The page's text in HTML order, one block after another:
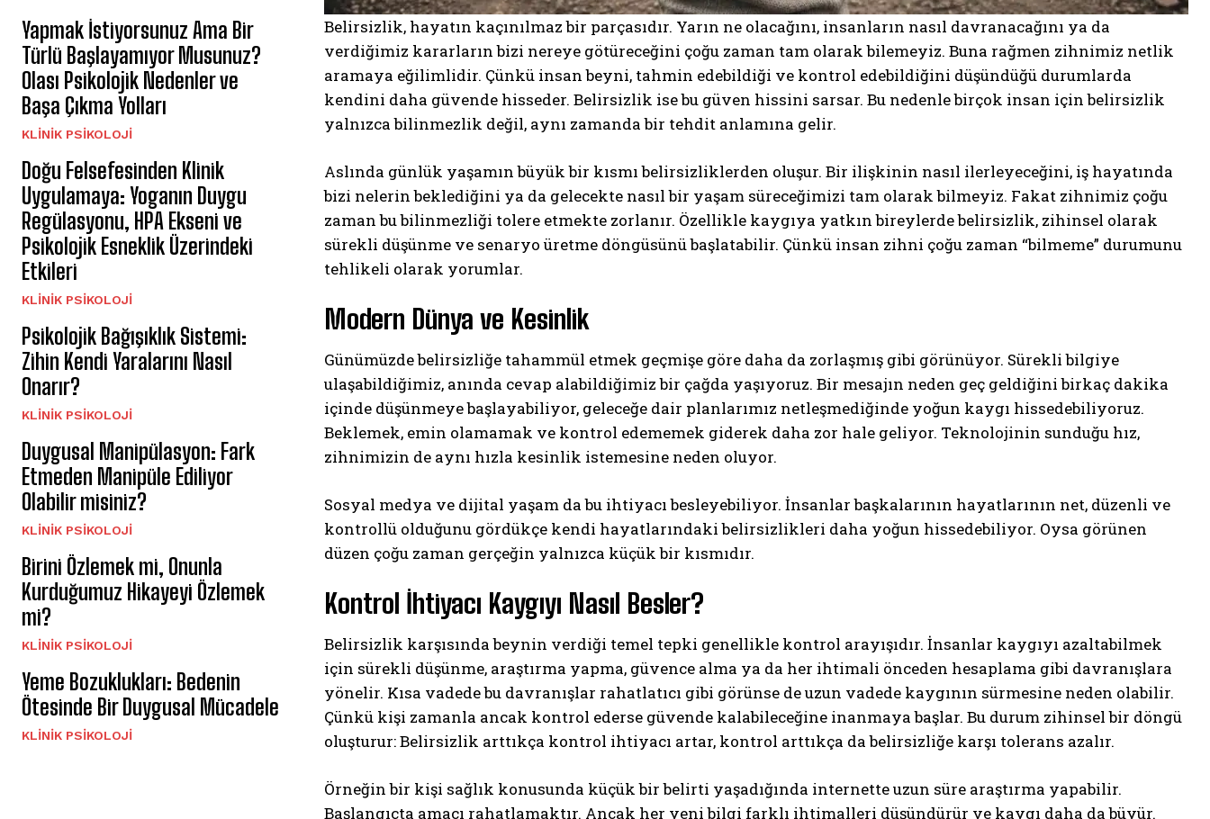
Gizlilik politikasınıokudum, onaylıyorum.
Yapmak İstiyorsunuz Ama Bir
Türlü Başlayamıyor Musunuz?
Olası Psikolojik Nedenler ve
Başa Çıkma Yolları
KLINIK PSIKOLOJI
Doğu Felsefesinden Klinik
Uygulamaya: Yoganın Duygu
Regülasyonu, HPA Ekseni ve
Psikolojik Esneklik Üzerindeki
Etkileri
KLINIK PSIKOLOJI
Psikolojik Bağışıklık Sistemi:
Zihin Kendi Yaralarını Nasıl
Onarır?
KLINIK PSIKOLOJI
Duygusal Manipülasyon: Fark
Etmeden Manipüle Ediliyor
Olabilir misiniz?
KLINIK PSIKOLOJI
Birini Özlemek mi, Onunla
Kurduğumuz Hikayeyi Özlemek
mi?
KLINIK PSIKOLOJI
Yeme Bozuklukları: Bedenin
Ötesinde Bir Duygusal Mücadele
KLINIK PSIKOLOJI
Belirsizlik, hayatın kaçınılmaz bir parçasıdır. Yarın ne olacağını, insanların nasıl davranacağını ya da
verdiğimiz kararların bizi nereye götüreceğini çoğu zaman tam olarak bilemeyiz. Buna rağmen zihnimiz netlik
aramaya eğilimlidir. Çünkü insan beyni, tahmin edebildiği ve kontrol edebildiğini düşündüğü durumlarda
kendini daha güvende hisseder. Belirsizlik ise bu güven hissini sarsar. Bu nedenle birçok insan için belirsizlik
yalnızca bilinmezlik değil, aynı zamanda bir tehdit anlamına gelir.
Aslında günlük yaşamın büyük bir kısmı belirsizliklerden oluşur. Bir ilişkinin nasıl ilerleyeceğini, iş hayatında
bizi nelerin beklediğini ya da gelecekte nasıl bir yaşam süreceğimizi tam olarak bilmeyiz. Fakat zihnimiz çoğu
zaman bu bilinmezliği tolere etmekte zorlanır. Özellikle kaygıya yatkın bireylerde belirsizlik, zihinsel olarak
sürekli düşünme ve senaryo üretme döngüsünü başlatabilir. Çünkü insan zihni çoğu zaman “bilmeme” durumunu
tehlikeli olarak yorumlar.
Modern Dünya ve Kesinlik
Günümüzde belirsizliğe tahammül etmek geçmişe göre daha da zorlaşmış gibi görünüyor. Sürekli bilgiye
ulaşabildiğimiz, anında cevap alabildiğimiz bir çağda yaşıyoruz. Bir mesajın neden geç geldiğini birkaç dakika
içinde düşünmeye başlayabiliyor, geleceğe dair planlarımız netleşmediğinde yoğun kaygı hissedebiliyoruz.
Beklemek, emin olamamak ve kontrol edememek giderek daha zor hale geliyor. Teknolojinin sunduğu hız,
zihnimizin de aynı hızla kesinlik istemesine neden oluyor.
Sosyal medya ve dijital yaşam da bu ihtiyacı besleyebiliyor. İnsanlar başkalarının hayatlarının net, düzenli ve
kontrollü olduğunu gördükçe kendi hayatlarındaki belirsizlikleri daha yoğun hissedebiliyor. Oysa görünen
düzen çoğu zaman gerçeğin yalnızca küçük bir kısmıdır.
Kontrol İhtiyacı Kaygıyı Nasıl Besler?
Belirsizlik karşısında beynin verdiği temel tepki genellikle kontrol arayışıdır. İnsanlar kaygıyı azaltabilmek
için sürekli düşünme, araştırma yapma, güvence alma ya da her ihtimali önceden hesaplama gibi davranışlara
yönelir. Kısa vadede bu davranışlar rahatlatıcı gibi görünse de uzun vadede kaygının sürmesine neden olabilir.
Çünkü kişi zamanla ancak kontrol ederse güvende kalabileceğine inanmaya başlar. Bu durum zihinsel bir döngü
oluşturur: Belirsizlik arttıkça kontrol ihtiyacı artar, kontrol arttıkça da belirsizliğe karşı tolerans azalır.
Örneğin bir kişi sağlık konusunda küçük bir belirti yaşadığında internette uzun süre araştırma yapabilir.
Başlangıçta amacı rahatlamaktır. Ancak her yeni bilgi farklı ihtimalleri düşündürür ve kaygı daha da büyür.